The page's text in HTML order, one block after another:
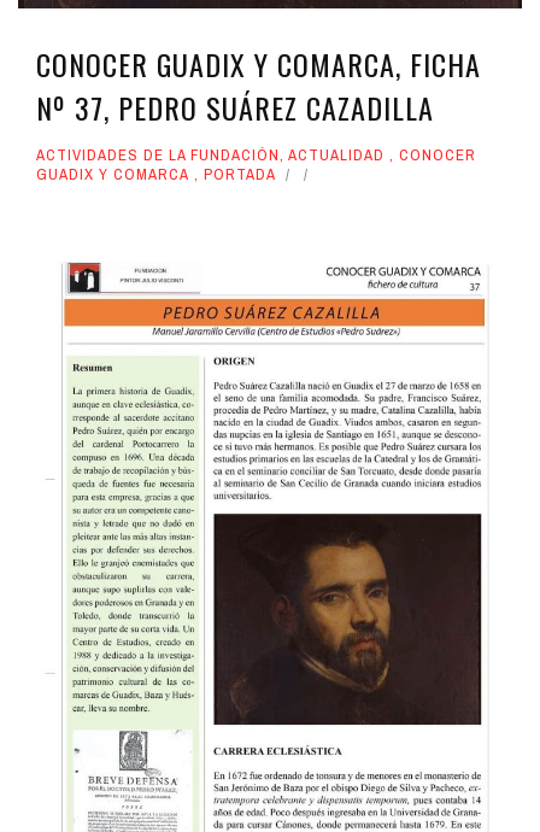
CONOCER GUADIX Y COMARCA, FICHA
Nº 37, PEDRO SUÁREZ CAZADILLA
ACTIVIDADES DE LA FUNDACIÓN, ACTUALIDAD , CONOCER
GUADIX Y COMARCA , PORTADA